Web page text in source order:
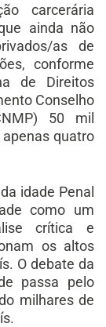
carcerária
ainda não
as de
conforme
de Direitos
Conselho
50 mil
quatro
idade Penal
como um
crítica e
os altos
O debate da
passa pelo
milhares de